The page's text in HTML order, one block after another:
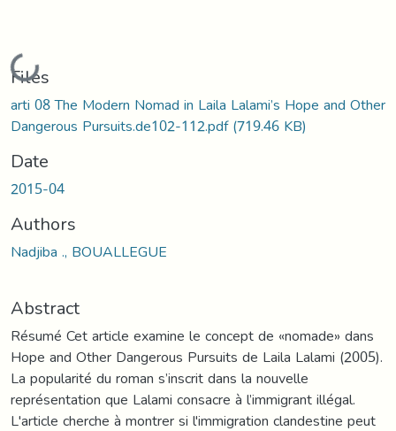
Loading...
Files
arti 08 The Modern Nomad in Laila Lalami’s Hope and Other
Dangerous Pursuits.de102-112.pdf(719.46 KB)
Date
2015-04
Authors
Nadjiba ., BOUALLEGUE
Abstract
Résumé Cet article examine le concept de «nomade» dans
Hope and Other Dangerous Pursuits de Laila Lalami (2005).
La popularité du roman s’inscrit dans la nouvelle
représentation que Lalami consacre à l’immigrant illégal.
L'article cherche à montrer si l'immigration clandestine peut